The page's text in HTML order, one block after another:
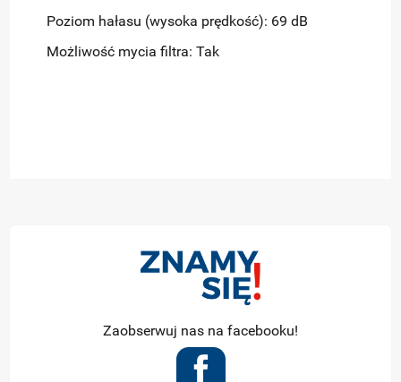
Poziom hałasu (wysoka prędkość): 69 dB
Możliwość mycia filtra: Tak
Zaobserwuj nas na facebooku!